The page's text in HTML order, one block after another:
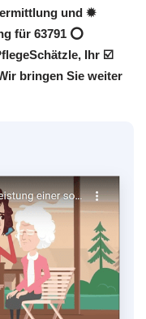
und ✹
für 63791 ⭕
Ihr ☑️
bringen Sie weiter